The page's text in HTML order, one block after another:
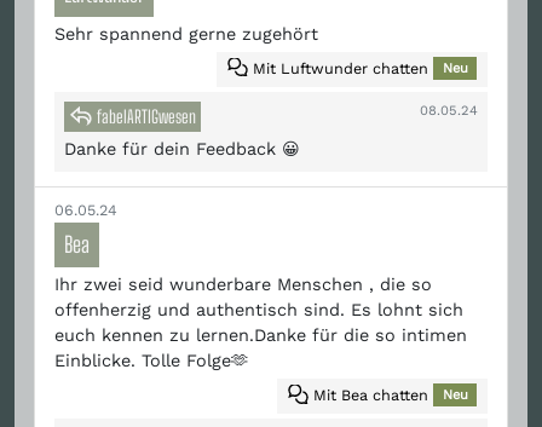
Sehr spannend gerne zugehört
Mit Luftwunder chatten Neu
fabelARTIGwesen 08.05.24
Danke für dein Feedback 😀
06.05.24
Bea
Ihr zwei seid wunderbare Menschen , die so
offenherzig und authentisch sind. Es lohnt sich
euch kennen zu lernen.Danke für die so intimen
Einblicke. Tolle Folge🫶
Mit Bea chatten Neu